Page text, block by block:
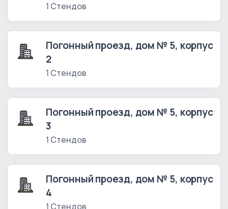
1 Стендов
Погонный проезд, дом № 5, корпус
2
1 Стендов
Погонный проезд, дом № 5, корпус
3
1 Стендов
Погонный проезд, дом № 5, корпус
4
1 Стендов